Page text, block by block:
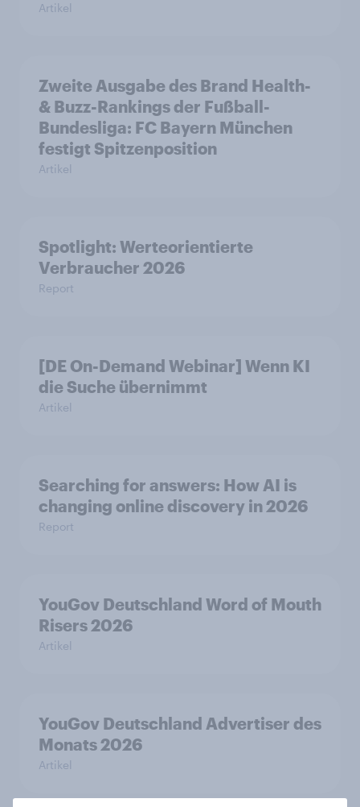
Artikel
Zweite Ausgabe des Brand Health-
& Buzz-Rankings der Fußball-
Bundesliga: FC Bayern München
festigt Spitzenposition
Artikel
Spotlight: Werteorientierte
Verbraucher 2026
Report
[DE On-Demand Webinar] Wenn KI
die Suche übernimmt
Artikel
Searching for answers: How AI is
changing online discovery in 2026
Report
YouGov Deutschland Word of Mouth
Risers 2026
Artikel
YouGov Deutschland Advertiser des
Monats 2026
Artikel